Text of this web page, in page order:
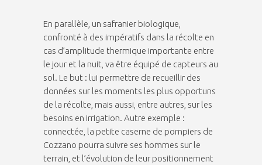
En parallèle, un safranier biologique,
confronté à des impératifs dans la récolte en
cas d’amplitude thermique importante entre
le jour et la nuit, va être équipé de capteurs au
sol. Le but : lui permettre de recueillir des
données sur les moments les plus opportuns
de la récolte, mais aussi, entre autres, sur les
besoins en irrigation. Autre exemple :
connectée, la petite caserne de pompiers de
Cozzano pourra suivre ses hommes sur le
terrain, et l’évolution de leur positionnement